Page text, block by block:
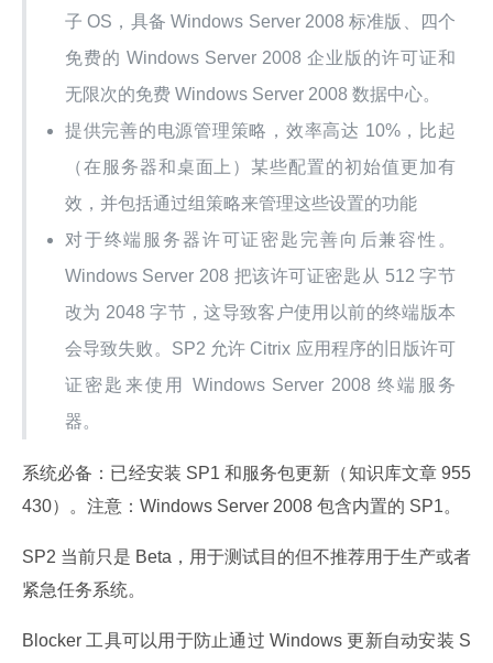
子 OS，具备 Windows Server 2008 标准版、四个
免费的 Windows Server 2008 企业版的许可证和
无限次的免费 Windows Server 2008 数据中心。
提供完善的电源管理策略，效率高达 10%，比起
（在服务器和桌面上）某些配置的初始值更加有
效，并包括通过组策略来管理这些设置的功能
对于终端服务器许可证密匙完善向后兼容性。
Windows Server 208 把该许可证密匙从 512 字节
改为 2048 字节，这导致客户使用以前的终端版本
会导致失败。SP2 允许 Citrix 应用程序的旧版许可
证密匙来使用 Windows Server 2008 终端服务
器。
系统必备：已经安装 SP1 和服务包更新（知识库文章 955
430）。注意：Windows Server 2008 包含内置的 SP1。
SP2 当前只是 Beta，用于测试目的但不推荐用于生产或者
紧急任务系统。
Blocker 工具可以用于防止通过 Windows 更新自动安装 S